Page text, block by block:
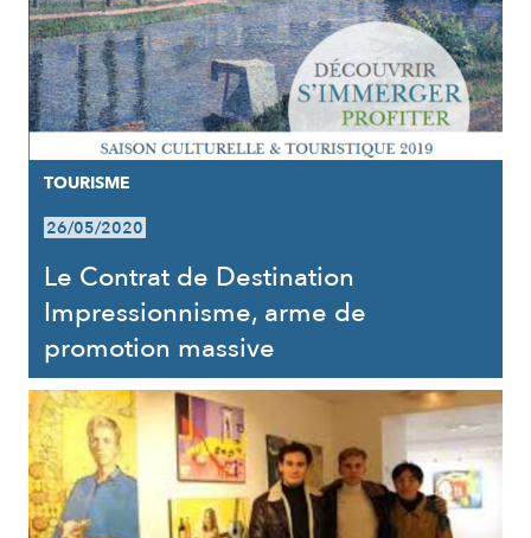
TOURISME
26/05/2020
Le Contrat de Destination
Impressionnisme, arme de
promotion massive